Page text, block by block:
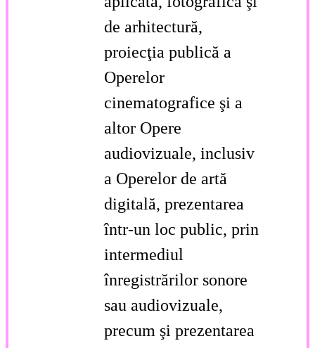
de arhitectură,
proiecţia publică a
Operelor
cinematografice şi a
altor Opere
audiovizuale, inclusiv
a Operelor de artă
digitală, prezentarea
într-un loc public, prin
intermediul
înregistrărilor sonore
sau audiovizuale,
precum şi prezentarea